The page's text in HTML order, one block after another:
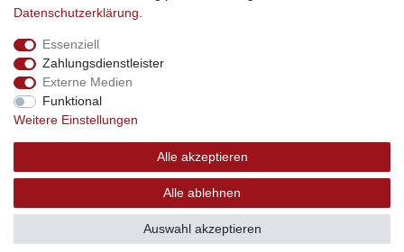
Daten­schutz­erklärung
Essenziell
Zahlungsdienstleister
Externe Medien
Funktional
Weitere Einstellungen
Alle akzeptieren
Alle ablehnen
Auswahl akzeptieren
Widerrufs­recht Widerrufs­formular
Daten­schutz­erklärung
© Copyright 2026 | swisshandel24.ch | Firmensitz: 8598
Bottighofen, Schweiz | Hotline +41 56 534 72 67